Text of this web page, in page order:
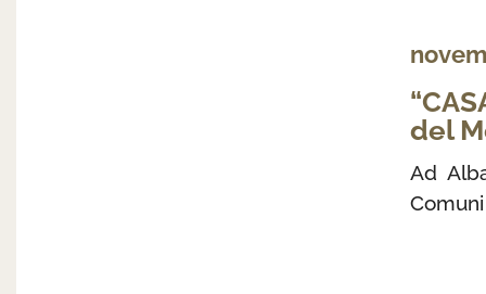
del
Ad